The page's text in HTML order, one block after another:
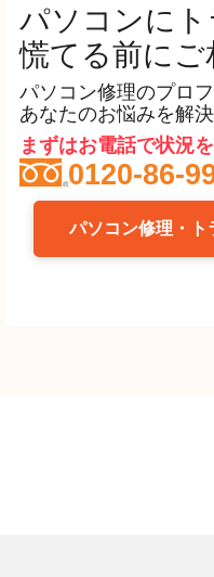
パソコンにト
慌てる前にご
パソコン修理のプロ
あなたのお悩みを解決
まずはお電話で状況
0120-86-
パソコン修理・ト